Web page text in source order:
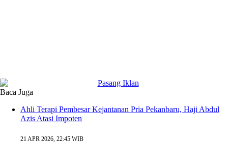
Baca Juga
Ahli Terapi Pembesar Kejantanan Pria Pekanbaru, Haji Abdul
Azis Atasi Impoten
21 APR 2026, 22:45 WIB